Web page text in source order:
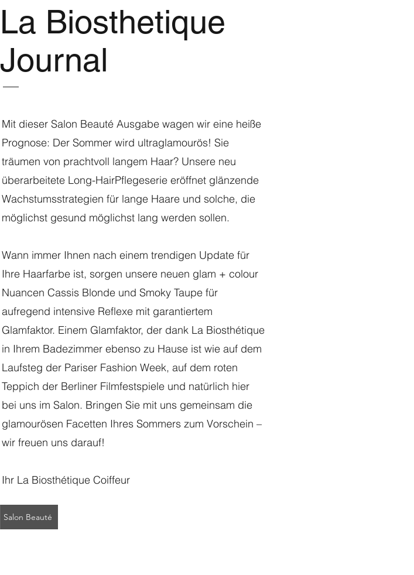
La Biosthetique
Journal
Mit dieser Salon Beauté Ausgabe wagen wir eine heiße
Prognose: Der Sommer wird ultraglamourös! Sie
träumen von prachtvoll langem Haar? Unsere neu
überarbeitete Long-HairPflegeserie eröffnet glänzende
Wachstumsstrategien für lange Haare und solche, die
möglichst gesund möglichst lang werden sollen.
Wann immer Ihnen nach einem trendigen Update für
Ihre Haarfarbe ist, sorgen unsere neuen glam + colour
Nuancen Cassis Blonde und Smoky Taupe für
aufregend intensive Reflexe mit garantiertem
Glamfaktor. Einem Glamfaktor, der dank La Biosthétique
in Ihrem Badezimmer ebenso zu Hause ist wie auf dem
Laufsteg der Pariser Fashion Week, auf dem roten
Teppich der Berliner Filmfestspiele und natürlich hier
bei uns im Salon. Bringen Sie mit uns gemeinsam die
glamourösen Facetten Ihres Sommers zum Vorschein –
wir freuen uns darauf!
Ihr La Biosthétique Coiffeur
Salon Beauté